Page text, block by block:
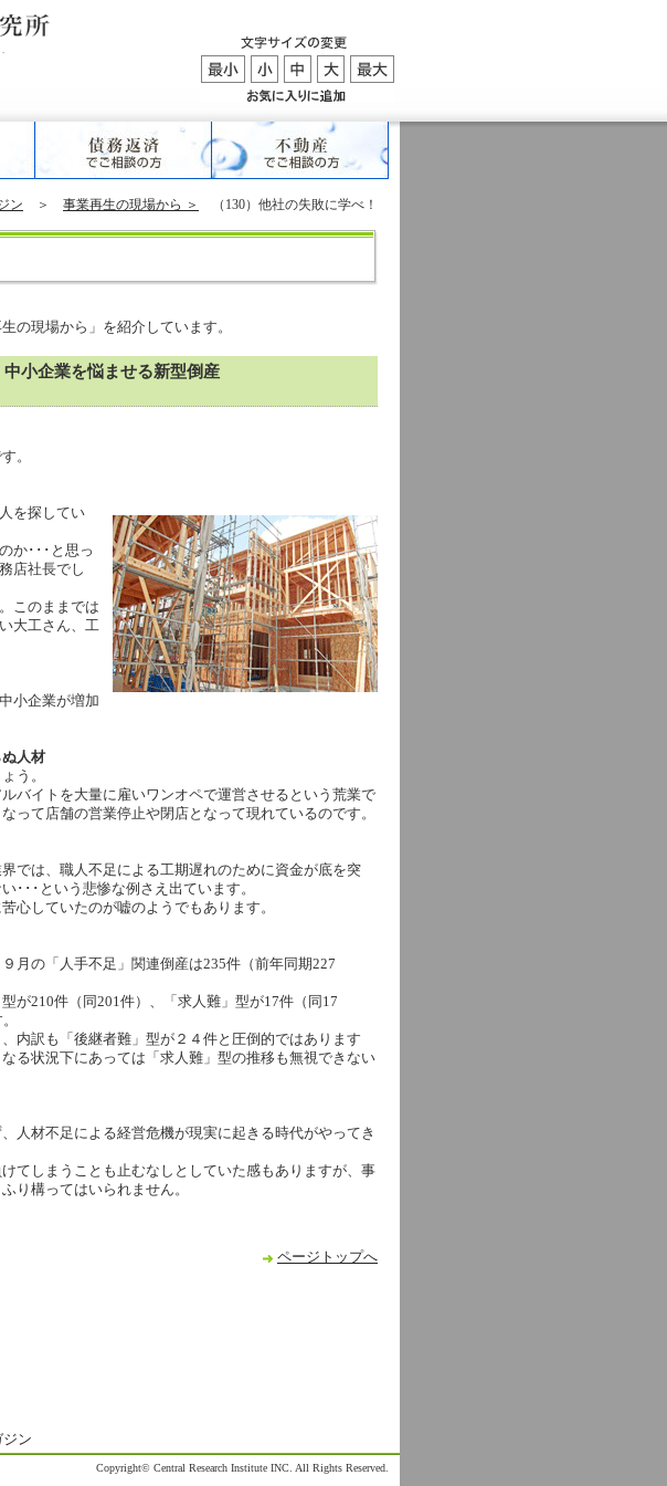
ン ＞ 事業再生の現場から ＞ （130）他社の失敗に学べ！
の現場から」を紹介しています。
中小企業を悩ませる新型倒産
。
を探してい
か･･･と思っ
店社長でし
このままでは
大工さん、工
小企業が増加
ぬ人材
う。
バイトを大量に雇いワンオペで運営させるという荒業で
って店舗の営業停止や閉店となって現れているのです。
では、職人不足による工期遅れのために資金が底を突
･･･という悲惨な例さえ出ています。
心していたのが嘘のようでもあります。
月の「人手不足」関連倒産は235件（前年同期227
が210件（同201件）、「求人難」型が17件（同17
内訳も「後継者難」型が２４件と圧倒的ではあります
る状況下にあっては「求人難」型の推移も無視できない
人材不足による経営危機が現実に起きる時代がやってき
てしまうことも止むなしとしていた感もありますが、事
り構ってはいられません。
ページトップへ
ジン
Copyright© Central Research Institute INC. All Rights Reserved.